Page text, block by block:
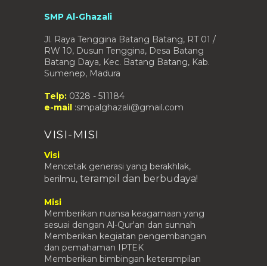
SMP Al-Ghazali
Jl. Raya Tenggina Batang Batang, RT 01 /
RW 10, Dusun Tenggina, Desa Batang
Batang Daya, Kec. Batang Batang, Kab.
Sumenep, Madura
Telp: 0328 - 511184
e-mail :smpalghazali@gmail.com
VISI-MISI
Visi
Mencetak generasi yang berakhlak,
berilmu, terampil dan berbudaya!
Misi
Memberikan nuansa keagamaan yang
sesuai dengan Al-Qur'an dan sunnah
Memberikan kegiatan pengembangan
dan pemahaman IPTEK
Memberikan bimbingan keterampilan